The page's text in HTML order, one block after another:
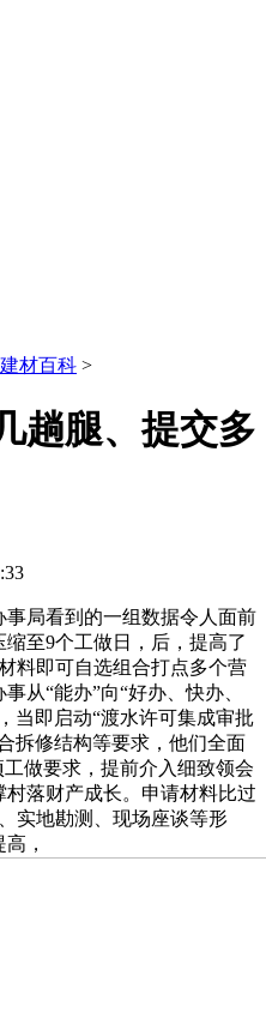
材百科 >
趟腿、提交多
局看到的一组数据令人面前
至9个工做日，后，提高了
料即可自选组合打点多个营
从“能办”向“好办、快办、
当即启动“渡水许可集成审批
拆修结构等要求，他们全面
做要求，提前介入细致领会
落财产成长。申请材料比过
实地勘测、现场座谈等形
，